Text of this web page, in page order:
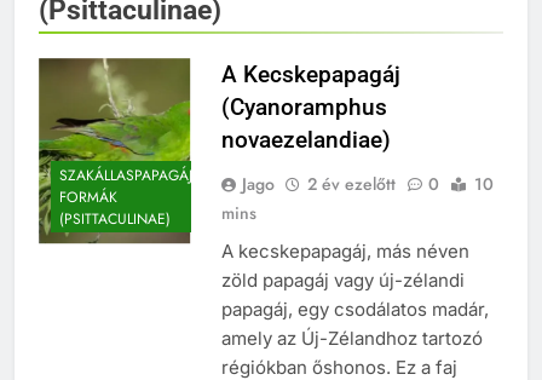
(Psittaculinae)
SZAKÁLLASPAPAGÁJ-
FORMÁK
(PSITTACULINAE)
A Kecskepapagáj
(Cyanoramphus
novaezelandiae)
Jago 2 év ezelőtt 0
10
mins
A kecskepapagáj, más néven
zöld papagáj vagy új-zélandi
papagáj, egy csodálatos madár,
amely az Új-Zélandhoz tartozó
régiókban őshonos. Ez a faj